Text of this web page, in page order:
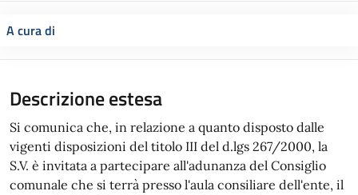
A cura di
Descrizione estesa
Si comunica che, in relazione a quanto disposto dalle
vigenti disposizioni del titolo III del d.lgs 267/2000, la
S.V. è invitata a partecipare all'adunanza del Consiglio
comunale che si terrà presso l'aula consiliare dell'ente, il